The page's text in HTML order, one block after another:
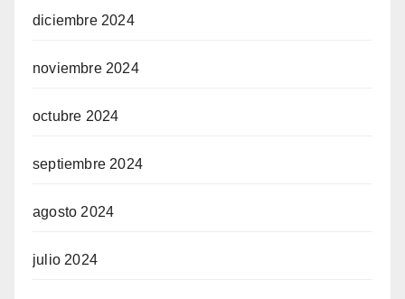
diciembre 2024
noviembre 2024
octubre 2024
septiembre 2024
agosto 2024
julio 2024